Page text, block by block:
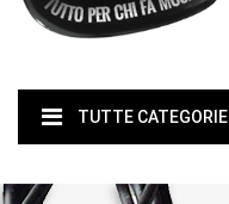
TUTTE CATEGORIE